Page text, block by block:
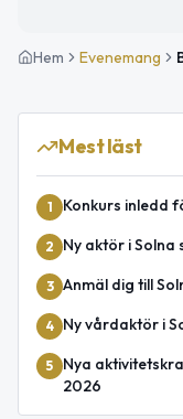
Hem Evenemang
Mest läst
1 Konkurs inledd
2 Ny aktör i
3 Anmäl dig till
4 Ny vårdaktör i
5
Nya
2026